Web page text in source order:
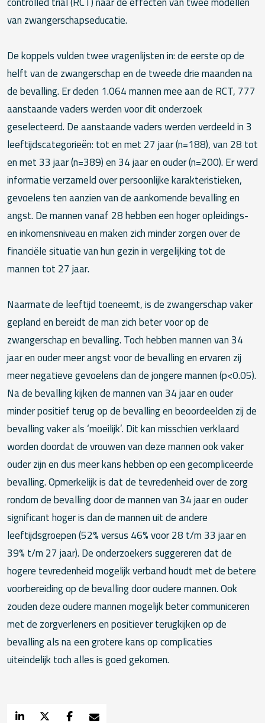
van zwangerschapseducatie.
De koppels vulden twee vragenlijsten in: de eerste op de
helft van de zwangerschap en de tweede drie maanden na
de bevalling. Er deden 1.064 mannen mee aan de RCT, 777
aanstaande vaders werden voor dit onderzoek
geselecteerd. De aanstaande vaders werden verdeeld in 3
leeftijdscategorieën: tot en met 27 jaar (n=188), van 28 tot
en met 33 jaar (n=389) en 34 jaar en ouder (n=200). Er werd
informatie verzameld over persoonlijke karakteristieken,
gevoelens ten aanzien van de aankomende bevalling en
angst. De mannen vanaf 28 hebben een hoger opleidings-
en inkomensniveau en maken zich minder zorgen over de
financiële situatie van hun gezin in vergelijking tot de
mannen tot 27 jaar.
Naarmate de leeftijd toeneemt, is de zwangerschap vaker
gepland en bereidt de man zich beter voor op de
zwangerschap en bevalling. Toch hebben mannen van 34
jaar en ouder meer angst voor de bevalling en ervaren zij
meer negatieve gevoelens dan de jongere mannen (p<0.05).
Na de bevalling kijken de mannen van 34 jaar en ouder
minder positief terug op de bevalling en beoordeelden zij de
bevalling vaker als ‘moeilijk’. Dit kan misschien verklaard
worden doordat de vrouwen van deze mannen ook vaker
ouder zijn en dus meer kans hebben op een gecompliceerde
bevalling. Opmerkelijk is dat de tevredenheid over de zorg
rondom de bevalling door de mannen van 34 jaar en ouder
significant hoger is dan de mannen uit de andere
leeftijdsgroepen (52% versus 46% voor 28 t/m 33 jaar en
39% t/m 27 jaar). De onderzoekers suggereren dat de
hogere tevredenheid mogelijk verband houdt met de betere
voorbereiding op de bevalling door oudere mannen. Ook
zouden deze oudere mannen mogelijk beter communiceren
met de zorgverleners en positiever terugkijken op de
bevalling als na een grotere kans op complicaties
uiteindelijk toch alles is goed gekomen.